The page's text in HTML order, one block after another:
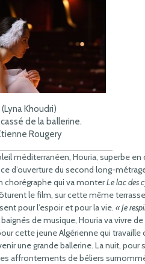
Khoudri)
de la ballerine.
Rougery
méditerranéen, Houria, superbe
d’ouverture du second long-
chorégraphe qui va monterLe lac des
le film, sur cette même
pour l’espoir et pour la vie. « Je
de musique, Houria va vivre
cette jeune Algérienne qui
une grande ballerine. La nuit, pour
affrontements de béliers